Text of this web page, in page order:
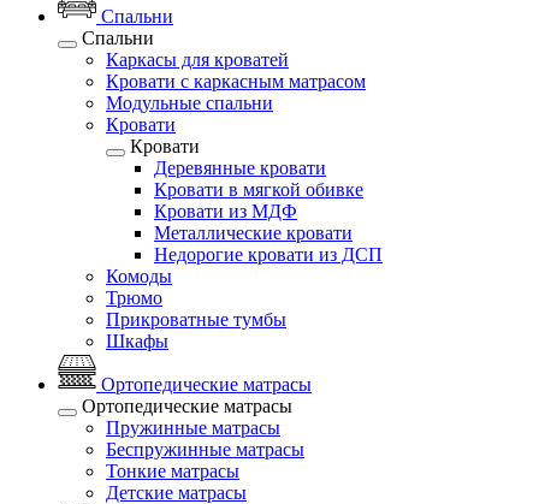
Спальни
Спальни
Каркасы для кроватей
Кровати с каркасным матрасом
Модульные спальни
Кровати
Кровати
Деревянные кровати
Кровати в мягкой обивке
Кровати из МДФ
Металлические кровати
Недорогие кровати из ДСП
Комоды
Трюмо
Прикроватные тумбы
Шкафы
Ортопедические матрасы
Ортопедические матрасы
Пружинные матрасы
Беспружинные матрасы
Тонкие матрасы
Детские матрасы